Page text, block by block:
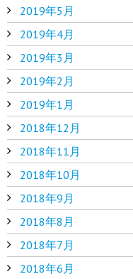
2019年5月
2019年4月
2019年3月
2019年2月
2019年1月
2018年12月
2018年11月
2018年10月
2018年9月
2018年8月
2018年7月
2018年6月